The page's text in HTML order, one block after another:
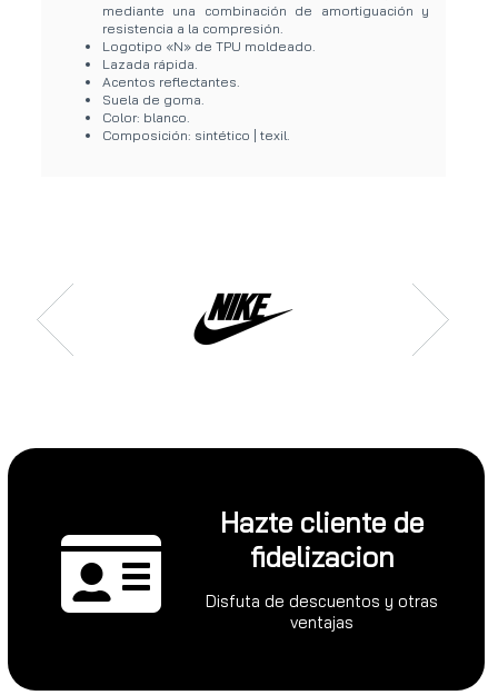
mediante una combinación de amortiguación y
resistencia a la compresión.
Logotipo «N» de TPU moldeado.
Lazada rápida.
Acentos reflectantes.
Suela de goma.
Color: blanco.
Composición: sintético | texil.
Hazte cliente de
fidelizacion
Disfuta de descuentos y otras
ventajas